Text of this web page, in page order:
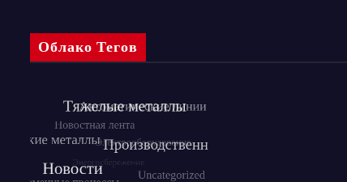
Облако Тегов